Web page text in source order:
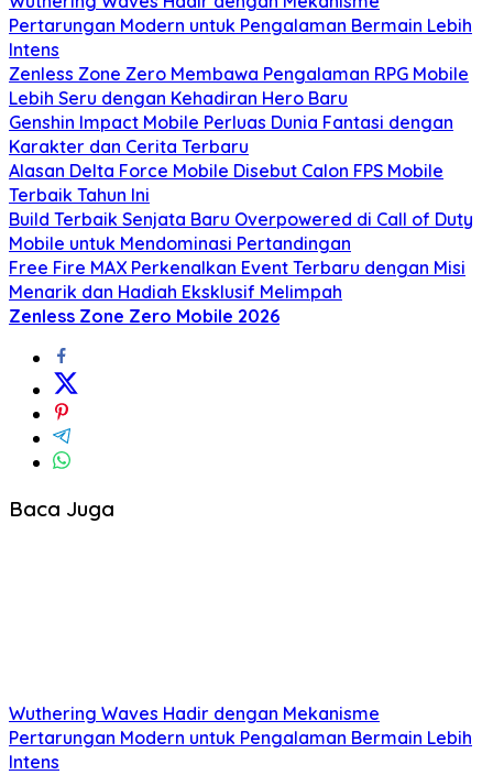
Pertarungan Modern untuk Pengalaman Bermain Lebih
Intens
Zenless Zone Zero Membawa Pengalaman RPG Mobile
Lebih Seru dengan Kehadiran Hero Baru
Genshin Impact Mobile Perluas Dunia Fantasi dengan
Karakter dan Cerita Terbaru
Alasan Delta Force Mobile Disebut Calon FPS Mobile
Terbaik Tahun Ini
Build Terbaik Senjata Baru Overpowered di Call of Duty
Mobile untuk Mendominasi Pertandingan
Free Fire MAX Perkenalkan Event Terbaru dengan Misi
Menarik dan Hadiah Eksklusif Melimpah
Zenless Zone Zero Mobile 2026
Baca Juga
Wuthering Waves Hadir dengan Mekanisme
Pertarungan Modern untuk Pengalaman Bermain Lebih
Intens